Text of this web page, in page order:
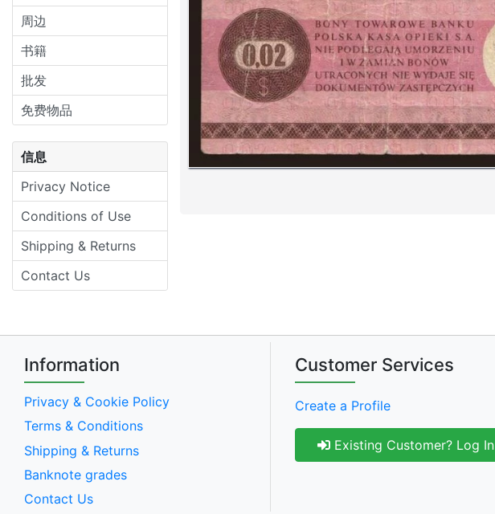
周边
书籍
批发
免费物品
信息
Privacy Notice
Conditions of Use
Shipping & Returns
Contact Us
Information
Privacy & Cookie Policy
Terms & Conditions
Shipping & Returns
Banknote grades
Contact Us
Customer Services
Create a Profile
Existing Customer? Log In